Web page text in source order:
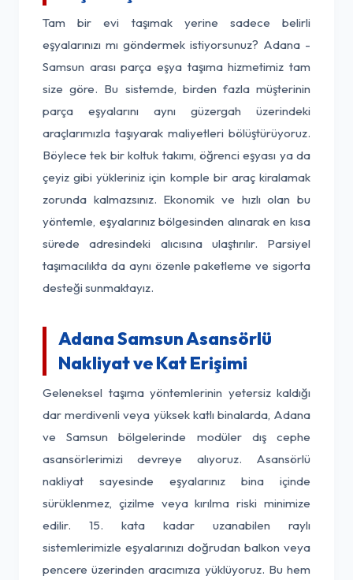
Tam bir evi taşımak yerine sadece belirli
eşyalarınızı mı göndermek istiyorsunuz? Adana -
Samsun arası parça eşya taşıma hizmetimiz tam
size göre. Bu sistemde, birden fazla müşterinin
parça eşyalarını aynı güzergah üzerindeki
araçlarımızla taşıyarak maliyetleri bölüştürüyoruz.
Böylece tek bir koltuk takımı, öğrenci eşyası ya da
çeyiz gibi yükleriniz için komple bir araç kiralamak
zorunda kalmazsınız. Ekonomik ve hızlı olan bu
yöntemle, eşyalarınız bölgesinden alınarak en kısa
sürede adresindeki alıcısına ulaştırılır. Parsiyel
taşımacılıkta da aynı özenle paketleme ve sigorta
desteği sunmaktayız.
Adana Samsun Asansörlü
Nakliyat ve Kat Erişimi
Geleneksel taşıma yöntemlerinin yetersiz kaldığı
dar merdivenli veya yüksek katlı binalarda, Adana
ve Samsun bölgelerinde modüler dış cephe
asansörlerimizi devreye alıyoruz. Asansörlü
nakliyat sayesinde eşyalarınız bina içinde
sürüklenmez, çizilme veya kırılma riski minimize
edilir. 15. kata kadar uzanabilen raylı
sistemlerimizle eşyalarınızı doğrudan balkon veya
pencere üzerinden aracımıza yüklüyoruz. Bu hem